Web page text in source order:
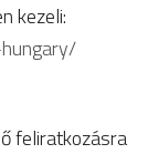
kezeli:
feliratkozásra